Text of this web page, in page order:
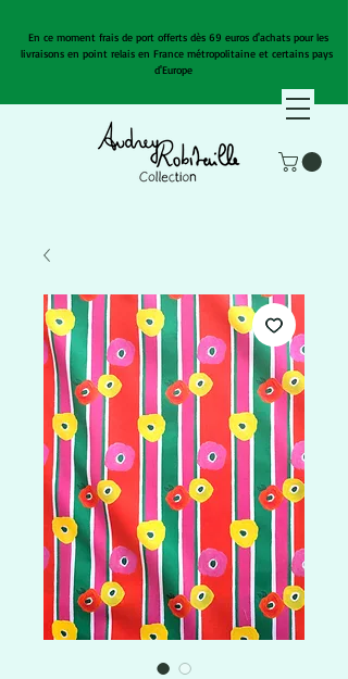
En ce moment frais de port offerts dès 69 euros d'achats pour les
livraisons en point relais en France métropolitaine et certains pays
d'Europe